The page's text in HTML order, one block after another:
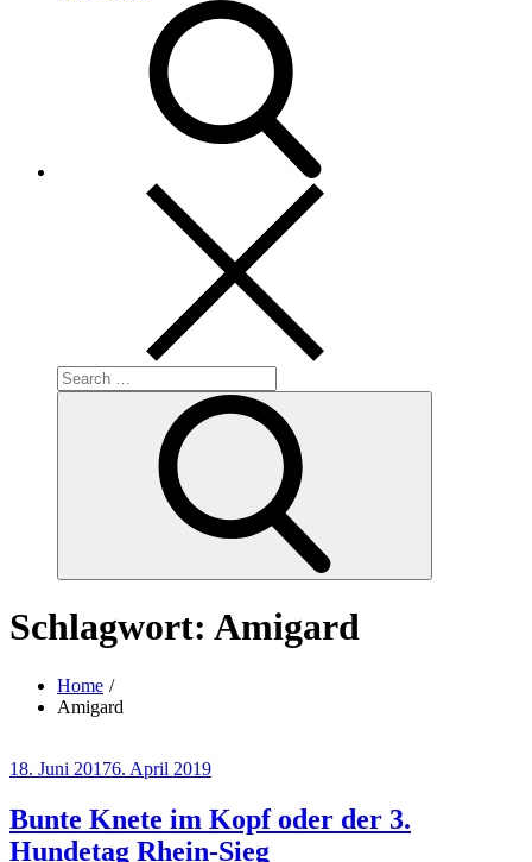
Search
for:
Schlagwort: Amigard
Home
Amigard
Posted
18. Juni 20176. April 2019
Bunte Knete im Kopf oder der 3.
Hundetag Rhein-Sieg